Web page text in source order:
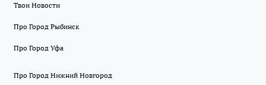
Твои Новости
Про Город Рыбинск
Про Город Уфа
Про Город Нижний Новгород